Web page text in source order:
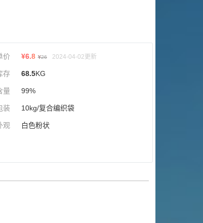
价 ¥6.8 ¥26 2024-04-02更新
存 68.5KG
量 99%
装 10kg/复合编织袋
观 白色粉状